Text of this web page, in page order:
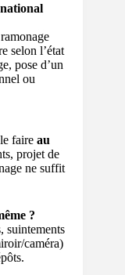
selon l’état
pose d’un
ou
faire au
projet de
ne suffit
?
suintements
caméra)